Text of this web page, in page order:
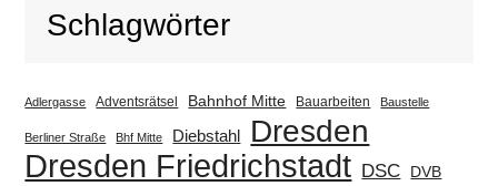
Schlagwörter
Adlergasse Adventsrätsel Bahnhof Mitte Bauarbeiten Baustelle
Berliner Straße Bhf Mitte Diebstahl Dresden
Dresden Friedrichstadt DSC DVB